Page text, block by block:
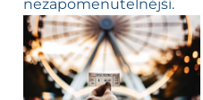
nezapomenutelnější.